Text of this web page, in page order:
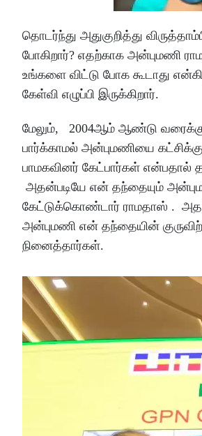
தொடர்ந்து அதுகுறித்து
போகிறார்? எதற்காக அன்புமணி
உங்களை விட்டு போக கூடாது
கேள்வி எழுப்பி இருக்கிறார்.
மேலும், 2004ஆம் ஆண்டு
பார்க்காமல் அன்புமணியை
பாமகவினர் கேட்பார்கள்
அதன்படியே என் தந்தையும்
கேட்டுக்கொண்டார் ராமதாஸ் .
அன்புமணி என் தந்தையின்
நினைத்தார்கள்.